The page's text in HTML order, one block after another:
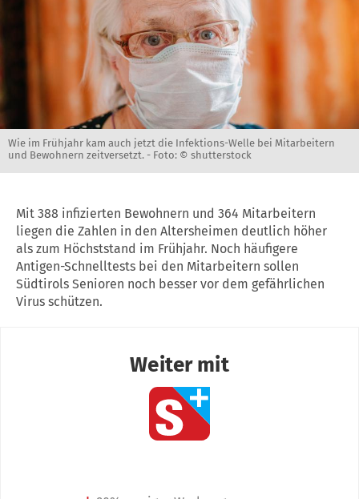
Wie im Frühjahr kam auch jetzt die Infektions-Welle bei Mitarbeitern
und Bewohnern zeitversetzt. - Foto: © shutterstock
Mit 388 infizierten Bewohnern und 364 Mitarbeitern
liegen die Zahlen in den Altersheimen deutlich höher
als zum Höchststand im Frühjahr. Noch häufigere
Antigen-Schnelltests bei den Mitarbeitern sollen
Südtirols Senioren noch besser vor dem gefährlichen
Virus schützen.